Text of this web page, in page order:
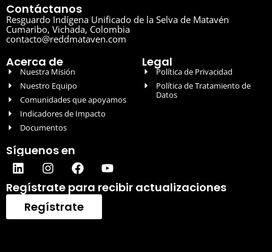
Contáctanos
Resguardo Indígena Unificado de la Selva de Matavén
Cumaribo, Vichada, Colombia
contacto@reddmataven.com
Acerca de
Nuestra Misión
Nuestro Equipo
Comunidades que apoyamos
Indicadores de Impacto
Documentos
Legal
Política de Privacidad
Política de Tratamiento de
Datos
Síguenos en
Regístrate para recibir actualizaciones
Regístrate